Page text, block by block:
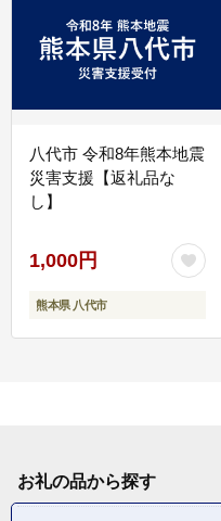
八代市 令和8年熊本地震
災害支援【返礼品な
し】
1,000円
熊本県 八代市
お礼の品から探す